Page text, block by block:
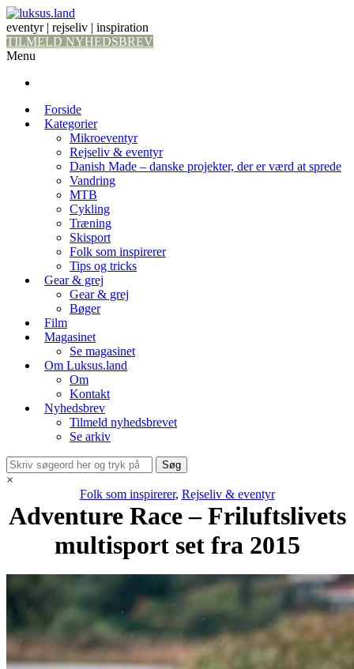
eventyr | rejseliv | inspiration
TILMELD NYHEDSBREV
Menu
Forside
Kategorier
Mikroeventyr
Rejseliv & eventyr
Danish Made – danske projekter, der er værd at sprede
Vandring
MTB
Cykling
Træning
Skisport
Folk som inspirerer
Tips og tricks
Gear & grej
Gear & grej
Bøger
Film
Magasinet
Se magasinet
Om Luksus.land
Om
Kontakt
Nyhedsbrev
Tilmeld nyhedsbrevet
Se arkiv
×
Folk som inspirerer, Rejseliv & eventyr
Adventure Race – Friluftslivets
multisport set fra 2015